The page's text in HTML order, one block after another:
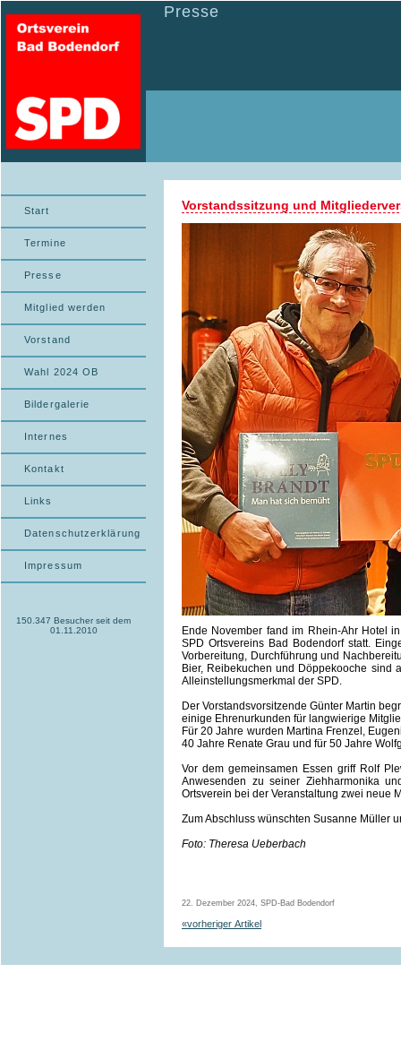
Presse
Start
Termine
Presse
Mitglied werden
Vorstand
Wahl 2024 OB
Bildergalerie
Internes
Kontakt
Links
Datenschutzerklärung
Impressum
150.347 Besucher seit dem
01.11.2010
Vorstandssitzung und
Ende November fand im Rhein-Ahr Hotel
SPD Ortsvereins Bad Bodendorf statt.
Vorbereitung, Durchführung und
Bier, Reibekuchen und Döppekooche sind
Alleinstellungsmerkmal der SPD.
Der Vorstandsvorsitzende Günter Martin
einige Ehrenurkunden für langwierige
Für 20 Jahre wurden Martina Frenzel,
40 Jahre Renate Grau und für 50 Jahre
Vor dem gemeinsamen Essen griff Rolf
Anwesenden zu seiner Ziehharmonika
Ortsverein bei der Veranstaltung zwei neue
Zum Abschluss wünschten Susanne Müller
Foto: Theresa Ueberbach
22. Dezember 2024, SPD-Bad Bodendorf
«vorheriger Artikel